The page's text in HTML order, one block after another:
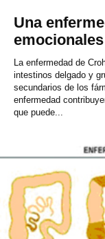
Una
emocionales
La enfermedad de
intestinos delgado y
secundarios de los
enfermedad
que puede...